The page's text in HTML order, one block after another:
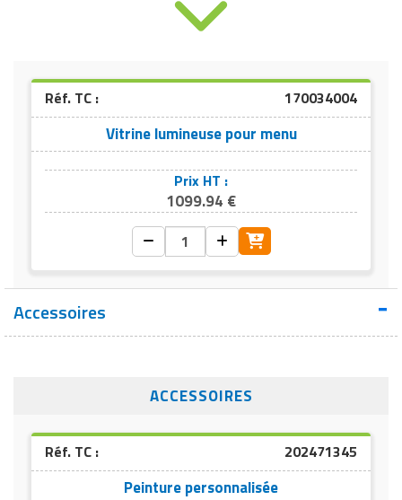
Réf. TC : 170034004
Vitrine lumineuse pour menu
Prix HT :
1099.94 €
Accessoires
ACCESSOIRES
Réf. TC : 202471345
Peinture personnalisée